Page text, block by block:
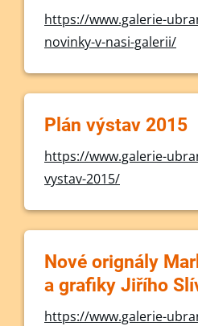
https://www.galerie-
novinky-v-nasi-galerii/
Plán výstav 2015
https://www.galerie-
vystav-2015/
Nové orignály
a grafiky Jiřího
https://www.galerie-